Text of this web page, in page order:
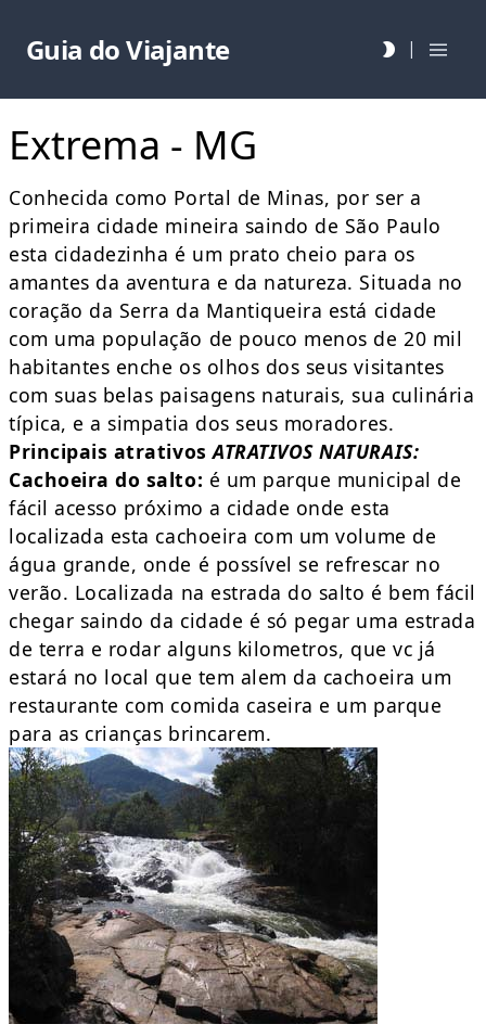
Guia do Viajante |
Extrema - MG
Conhecida como Portal de Minas, por ser a
primeira cidade mineira saindo de São Paulo
esta cidadezinha é um prato cheio para os
amantes da aventura e da natureza. Situada no
coração da Serra da Mantiqueira está cidade
com uma população de pouco menos de 20 mil
habitantes enche os olhos dos seus visitantes
com suas belas paisagens naturais, sua culinária
típica, e a simpatia dos seus moradores.
Principais atrativos ATRATIVOS NATURAIS:
Cachoeira do salto: é um parque municipal de
fácil acesso próximo a cidade onde esta
localizada esta cachoeira com um volume de
água grande, onde é possível se refrescar no
verão. Localizada na estrada do salto é bem fácil
chegar saindo da cidade é só pegar uma estrada
de terra e rodar alguns kilometros, que vc já
estará no local que tem alem da cachoeira um
restaurante com comida caseira e um parque
para as crianças brincarem.